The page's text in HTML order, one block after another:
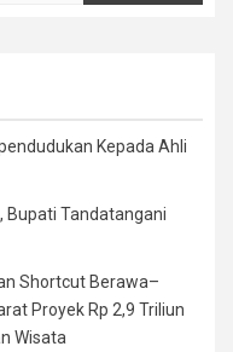
Kepada Ahli
Bupati Tandatangani
Shortcut Berawa–
Proyek Rp 2,9 Triliun
Wisata